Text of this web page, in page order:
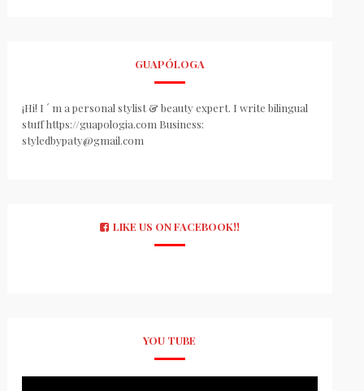
GUAPÓLOGA
¡Hi! I ´ m a personal stylist & beauty expert. I write bilingual
stuff https://guapologia.com Business:
styledbypaty@gmail.com
LIKE US ON FACEBOOK!!
YOU TUBE